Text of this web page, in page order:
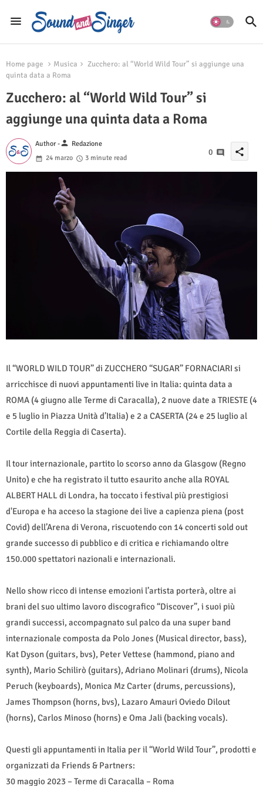
Home page Musica
Zucchero: al “World Wild Tour” si aggiunge una
quinta data a Roma
Zucchero: al “World Wild Tour” si
aggiunge una quinta data a Roma
Author -person Redazione
24 marzo
3 minute read
0 share
Il “WORLD WILD TOUR” di ZUCCHERO “SUGAR” FORNACIARI si
arricchisce di nuovi appuntamenti live in Italia: quinta data a
ROMA (4 giugno alle Terme di Caracalla), 2 nuove date a TRIESTE (4
e 5 luglio in Piazza Unità d’Italia) e 2 a CASERTA (24 e 25 luglio al
Cortile della Reggia di Caserta).
Il tour internazionale, partito lo scorso anno da Glasgow (Regno
Unito) e che ha registrato il tutto esaurito anche alla ROYAL
ALBERT HALL di Londra, ha toccato i festival più prestigiosi
d'Europa e ha acceso la stagione dei live a capienza piena (post
Covid) dell’Arena di Verona, riscuotendo con 14 concerti sold out
grande successo di pubblico e di critica e richiamando oltre
150.000 spettatori nazionali e internazionali.
Nello show ricco di intense emozioni l’artista porterà, oltre ai
brani del suo ultimo lavoro discografico “Discover”, i suoi più
grandi successi, accompagnato sul palco da una super band
internazionale composta da Polo Jones (Musical director, bass),
Kat Dyson (guitars, bvs), Peter Vettese (hammond, piano and
synth), Mario Schilirò (guitars), Adriano Molinari (drums), Nicola
Peruch (keyboards), Monica Mz Carter (drums, percussions),
James Thompson (horns, bvs), Lazaro Amauri Oviedo Dilout
(horns), Carlos Minoso (horns) e Oma Jali (backing vocals).
Questi gli appuntamenti in Italia per il “World Wild Tour”, prodotti e
organizzati da Friends & Partners:
30 maggio 2023 – Terme di Caracalla – Roma